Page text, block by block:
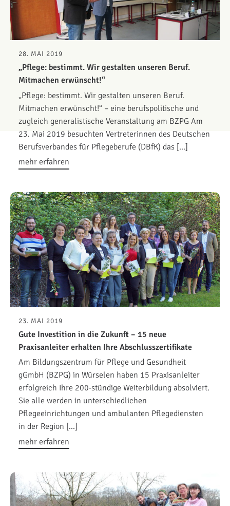
28. MAI 2019
„Pflege: bestimmt. Wir gestalten unseren Beruf.
Mitmachen erwünscht!“
„Pflege: bestimmt. Wir gestalten unseren Beruf.
Mitmachen erwünscht!“ – eine berufspolitische und
zugleich generalistische Veranstaltung am BZPG Am
23. Mai 2019 besuchten Vertreterinnen des Deutschen
Berufsverbandes für Pflegeberufe (DBfK) das […]
mehr erfahren
23. MAI 2019
Gute Investition in die Zukunft – 15 neue
Praxisanleiter erhalten Ihre Abschlusszertifikate
Am Bildungszentrum für Pflege und Gesundheit
gGmbH (BZPG) in Würselen haben 15 Praxisanleiter
erfolgreich Ihre 200-stündige Weiterbildung absolviert.
Sie alle werden in unterschiedlichen
Pflegeeinrichtungen und ambulanten Pflegediensten
in der Region […]
mehr erfahren